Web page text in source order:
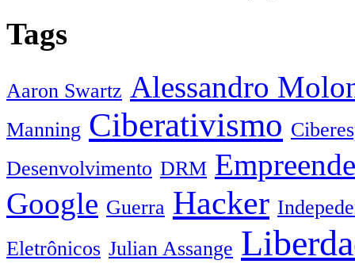
Tags
Aaron Swartz Alessandro
Manning Ciberativismo
Desenvolvimento DRM
Google Guerra Hacker
Eletrônicos Julian Assange